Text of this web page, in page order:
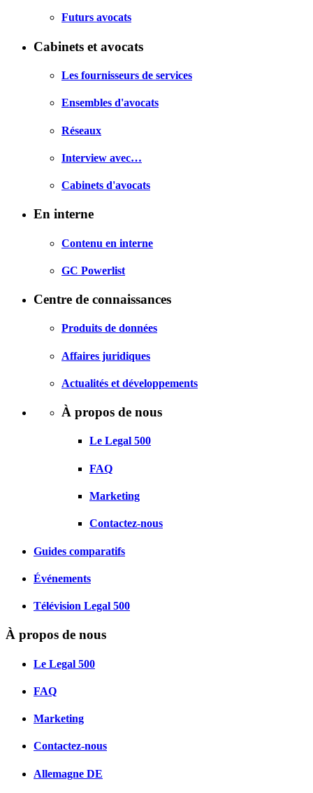
Futurs avocats
Cabinets et avocats
Les fournisseurs de services
Ensembles d'avocats
Réseaux
Interview avec…
Cabinets d'avocats
En interne
Contenu en interne
GC Powerlist
Centre de connaissances
Produits de données
Affaires juridiques
Actualités et développements
À propos de nous
Le Legal 500
FAQ
Marketing
Contactez-nous
Guides comparatifs
Événements
Télévision Legal 500
À propos de nous
Le Legal 500
FAQ
Marketing
Contactez-nous
Allemagne DE